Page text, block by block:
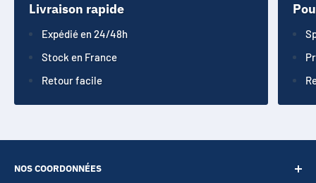
Livraison rapide
Expédié en 24/48h
Stock en France
Retour facile
NOS COORDONNÉES